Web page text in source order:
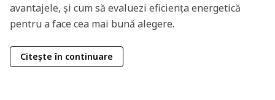
avantajele, și cum să evaluezi eficiența energetică
pentru a face cea mai bună alegere.
Citește în continuare